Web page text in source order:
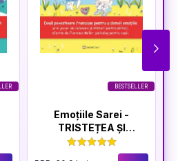
BESTSELLER
Emoțiile Sarei -
TRISTEȚEA ȘI
BUCURIA